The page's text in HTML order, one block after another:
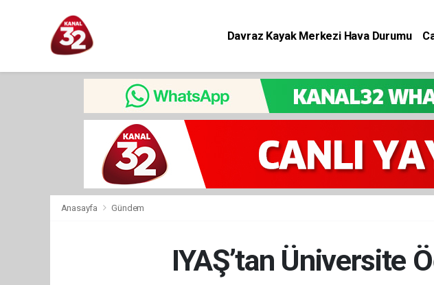
Davraz Kayak Merkezi Hava Durumu
Anasayfa Gündem
IYAŞ’tan Üniversite